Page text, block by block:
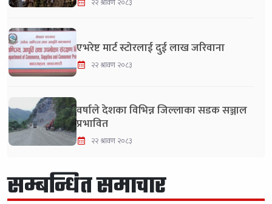
एभरेष्ट मार्ट स्टोरलाई दुई लाख जरिवाना
२२ श्रावण २०८३
वर्षाले देशका विभिन्न जिल्लाका सडक सञ्जाल
प्रभावित
२२ श्रावण २०८३
सम्बन्धित समाचार